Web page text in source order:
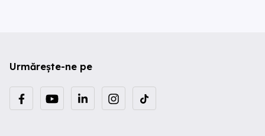
Urmărește-ne pe